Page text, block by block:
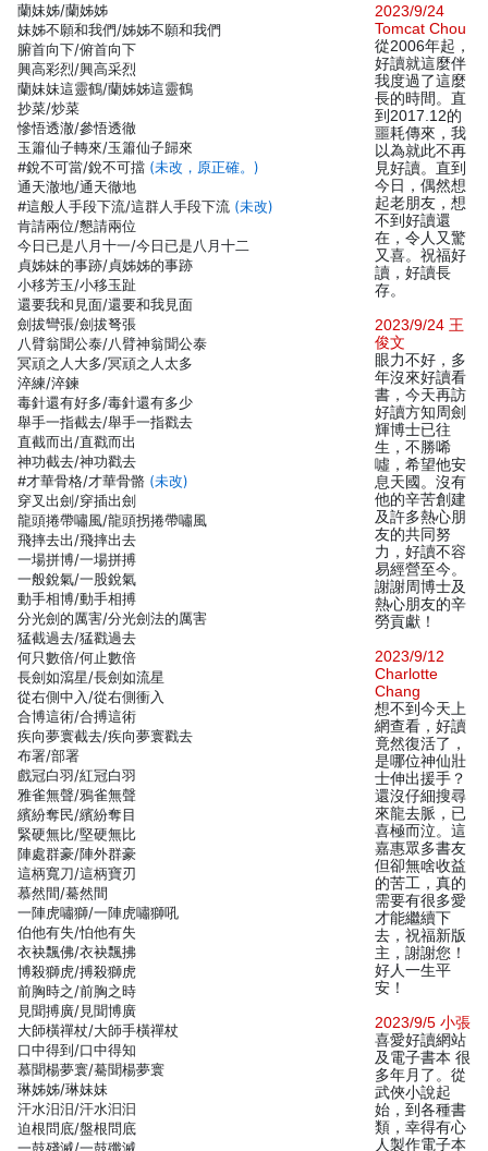
蘭妹姊/蘭姊姊
妹姊不願和我們/姊姊不願和我們
腑首向下/俯首向下
興高彩烈/興高采烈
蘭妹妹這靈鶴/蘭姊姊這靈鶴
抄菜/炒菜
慘悟透澈/參悟透徹
玉簫仙子轉來/玉簫仙子歸來
#銳不可當/銳不可擋 (未改，原正確。)
通天澈地/通天徹地
#這般人手段下流/這群人手段下流 (未改)
肯請兩位/懇請兩位
今日已是八月十一/今日已是八月十二
貞姊妹的事跡/貞姊姊的事跡
小移芳玉/小移玉趾
還要我和見面/還要和我見面
劍拔彎張/劍拔弩張
八臂翁聞公泰/八臂神翁聞公泰
冥頑之人大多/冥頑之人太多
淬練/淬鍊
毒針還有好多/毒針還有多少
舉手一指截去/舉手一指戳去
直截而出/直戳而出
神功截去/神功戳去
#才華骨格/才華骨骼 (未改)
穿叉出劍/穿插出劍
龍頭捲帶嘯風/龍頭拐捲帶嘯風
飛摔去出/飛摔出去
一場拼博/一場拼搏
一般銳氣/一股銳氣
動手相博/動手相搏
分光劍的厲害/分光劍法的厲害
猛截過去/猛戳過去
何只數倍/何止數倍
長劍如瀉星/長劍如流星
從右側中入/從右側衝入
合博這術/合搏這術
疾向夢寰截去/疾向夢寰戳去
布署/部署
戲冠白羽/紅冠白羽
雅雀無聲/鴉雀無聲
繽紛奪民/繽紛奪目
緊硬無比/堅硬無比
陣處群豪/陣外群豪
這柄寬刀/這柄寶刃
慕然間/驀然間
一陣虎嘯獅/一陣虎嘯獅吼
伯他有失/怕他有失
衣袂飄佛/衣袂飄拂
博殺獅虎/搏殺獅虎
前胸時之/前胸之時
見聞搏廣/見聞博廣
大師橫禪杖/大師手橫禪杖
口中得到/口中得知
慕聞楊夢寰/驀聞楊夢寰
琳姊姊/琳妹妹
汗水汨汨/汗水汩汩
迫根問底/盤根問底
2023/9/24
Tomcat Chou
從2006年起，
好讀就這麼伴
我度過了這麼
長的時間。直
到2017.12的
噩耗傳來，我
以為就此不再
見好讀。直到
今日，偶然想
起老朋友，想
不到好讀還
在，令人又驚
又喜。祝福好
讀，好讀長
存。
2023/9/24 王
俊文
眼力不好，多
年沒來好讀看
書，今天再訪
好讀方知周劍
輝博士已往
生，不勝唏
噓，希望他安
息天國。沒有
他的辛苦創建
及許多熱心朋
友的共同努
力，好讀不容
易經營至今。
謝謝周博士及
熱心朋友的辛
勞貢獻！
2023/9/12
Charlotte
Chang
想不到今天上
網查看，好讀
竟然復活了，
是哪位神仙壯
士伸出援手？
還沒仔細搜尋
來龍去脈，已
喜極而泣。這
嘉惠眾多書友
但卻無啥收益
的苦工，真的
需要有很多愛
才能繼續下
去，祝福新版
主，謝謝您！
好人一生平
安！
2023/9/5 小張
喜愛好讀網站
及電子書本 很
多年月了。從
武俠小說起
始，到各種書
類，幸得有心
人製作電子本